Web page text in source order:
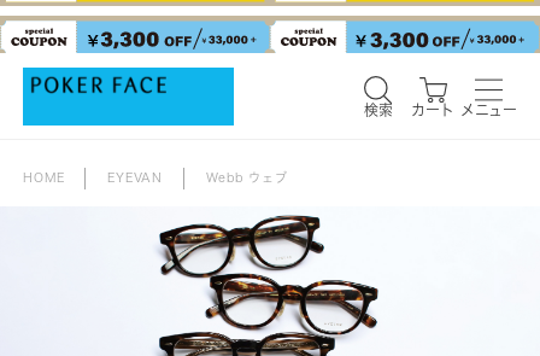
検索 カート メニュー
検索 カート メニュー
HOME EYEVAN Webb ウェブ